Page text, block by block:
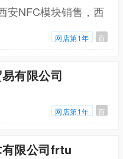
安NFC模块销售，西
网店第1年 百
有限公司
网店第1年 百
限公司frtu